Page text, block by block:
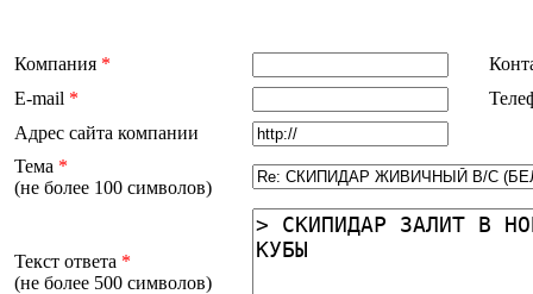
Компания *
E-mail *
Адрес сайта компании
Тема *
(не более 100 символов)
Текст ответа *
(не более 500 символов)